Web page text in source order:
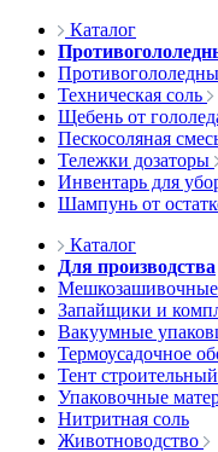
Каталог
Техническая соль
Щебень от
Пескосоляная
Тележки дозаторы
Инвентарь для
Шампунь от
Каталог
Для производства
Запайщики и
Вакуумные
Термоусадочное
Тент строительный
Упаковочные
Нитритная соль
Животноводство